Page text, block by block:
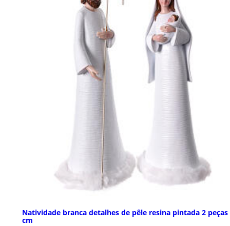
Natividade branca detalhes de pêle resina pintada 2 peças
cm